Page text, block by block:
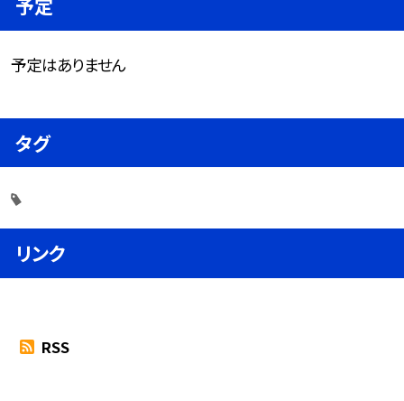
予定
予定はありません
タグ
リンク
RSS